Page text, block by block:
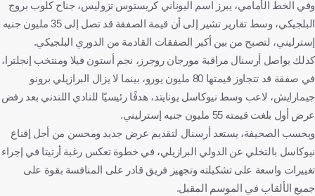
وفي الخط الأمامي، يبرز اسم اليوناني كريستوس تزوليس، جناح كلوب بروج
البلجيكي، وسط تقارير تشير إلى أن قيمة الصفقة قد تصل إلى 35 مليون جنيه
إسترليني، لتصبح من بين أكبر الصفقات القادمة من الدوري البلجيكي.
كذلك يواصل أرسنال مراقبة مورجان روجرز، نجم أستون فيلا ومنتخب إنجلترا،
في صفقة قد تتجاوز قيمتها 80 مليون يورو، بينما لا يزال البرازيلي برونو
جيمارايش، لاعب وسط نيوكاسل يونايتد، هدفًا رئيسيًا للنادي اللندني بعد رفض
عرض أول بلغت قيمته 55 مليون جنيه إسترليني.
وبحسب الصحيفة، يستعد أرسنال لتقديم عرض جديد ومحسن من أجل إقناع
نيوكاسل بالتخلي عن الدولي البرازيلي، في خطوة تعكس رغبة أرتيتا في إجراء
تغييرات واسعة على تشكيلته وتجهيز فريق قادر على المنافسة بقوة على
جميع الألقاب في الموسم المقبل.